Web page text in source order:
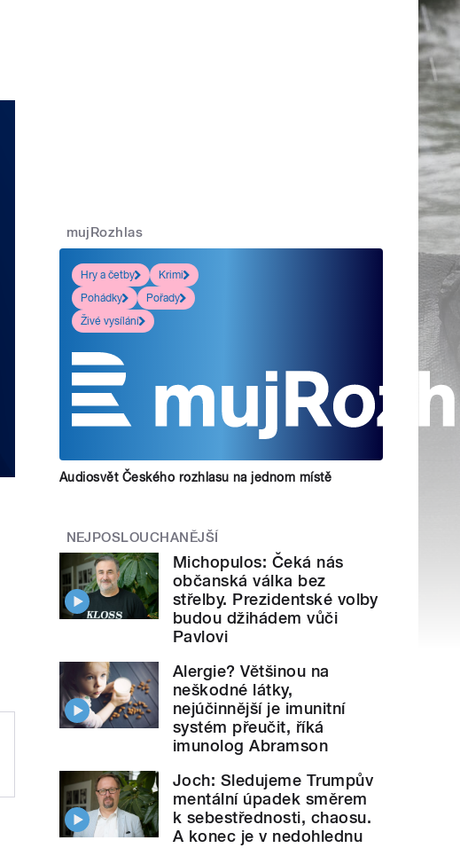
mujRozhlas
Hry a četby
Krimi
Pohádky
Pořady
Živé vysílání
Audiosvět Českého rozhlasu na jednom místě
NEJPOSLOUCHANĚJŠÍ
Michopulos: Čeká nás
občanská válka bez
střelby. Prezidentské volby
budou džihádem vůči
Pavlovi
Alergie? Většinou na
neškodné látky,
nejúčinnější je imunitní
systém přeučit, říká
imunolog Abramson
Joch: Sledujeme Trumpův
mentální úpadek směrem
k sebestřednosti, chaosu.
A konec je v nedohlednu